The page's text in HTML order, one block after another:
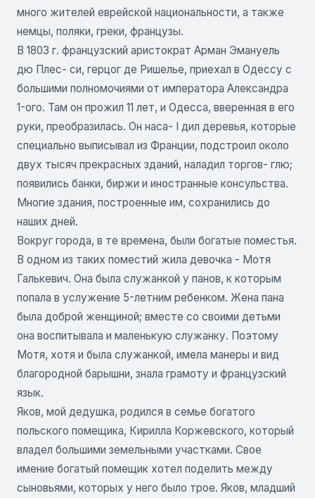
много жителей еврейской национальности, а также
немцы, поляки, греки, французы.
В 1803 г. французский аристократ Арман Эмануель
дю Плес- си, герцог де Ришелье, приехал в Одессу с
большими полномочиями от императора Александра
1-ого. Там он прожил 11 лет, и Одесса, вверенная в его
руки, преобразилась. Он наса- I дил деревья, которые
специально выписывал из Франции, подстроил около
двух тысяч прекрасных зданий, наладил торгов- глю;
появились банки, биржи и иностранные консульства.
Многие здания, построенные им, сохранились до
наших дней.
Вокруг города, в те времена, были богатые поместья.
В одном из таких поместий жила девочка - Мотя
Галькевич. Она была служанкой у панов, к которым
попала в услужение 5-летним ребенком. Жена пана
была доброй женщиной; вместе со своими детьми
она воспитывала и маленькую служанку. Поэтому
Мотя, хотя и была служанкой, имела манеры и вид
благородной барышни, знала грамоту и французский
язык.
Яков, мой дедушка, родился в семье богатого
польского помещика, Кирилла Коржевского, который
владел большими земельными участками. Свое
имение богатый помещик хотел поделить между
сыновьями, которых у него было трое. Яков, младший